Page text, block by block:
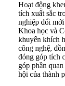
Hoạt động
tích xuất sắc
nghiệp đổi
Khoa học và
khuyến khích
công nghệ,
đóng góp tích
góp phần
hội của thành